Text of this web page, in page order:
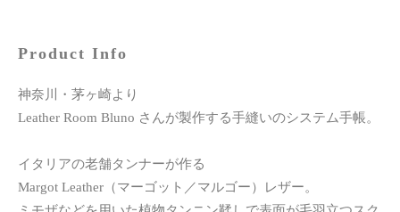
Product Info
神奈川・茅ヶ崎より
Leather Room Bluno さんが製作する手縫いのシステム手帳。
イタリアの老舗タンナーが作る
Margot Leather（マーゴット／マルゴー）レザー。